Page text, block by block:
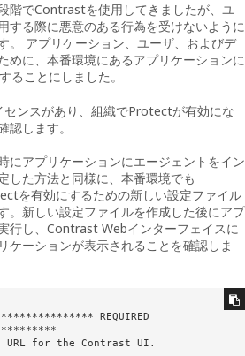
階でContrastを使用してきましたが、ユ
する際に悪意のある行為を受けないように
。 アプリケーション、ユーザ、およびデ
めに、本番環境にあるアプリケーションに
ることにしました。
ンスがあり、組織でProtectが有効にな
認します。
にアプリケーションにエージェントをイン
した方法と同様に、本番環境でも
を有効にするための新しい設定ファイル
。新しい設定ファイルを作成した後にアプ
行し、Contrast Webインターフェイスに
ケーションが表示されることを確認しま